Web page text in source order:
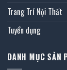
Trang Trí Nội Thất
Tuyển dụng
DANH MỤC SẢN